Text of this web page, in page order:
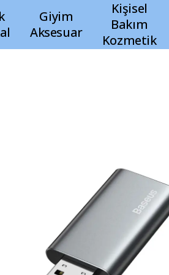
Giyim
Aksesuar
Kişisel
Bakım
Kozmetik